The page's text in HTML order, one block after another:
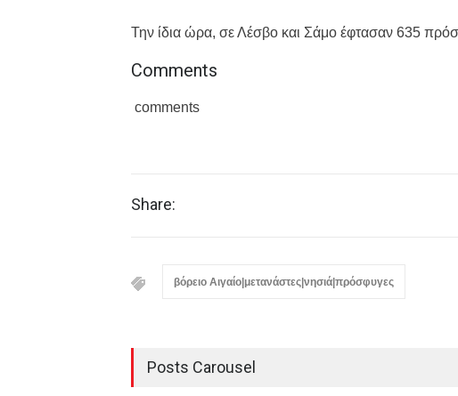
Την ίδια ώρα, σε Λέσβο και Σάμο έφτασαν 635
Comments
comments
Share:
βόρειο Αιγαίο|μετανάστες|νησιά|πρόσφυγες
Posts Carousel